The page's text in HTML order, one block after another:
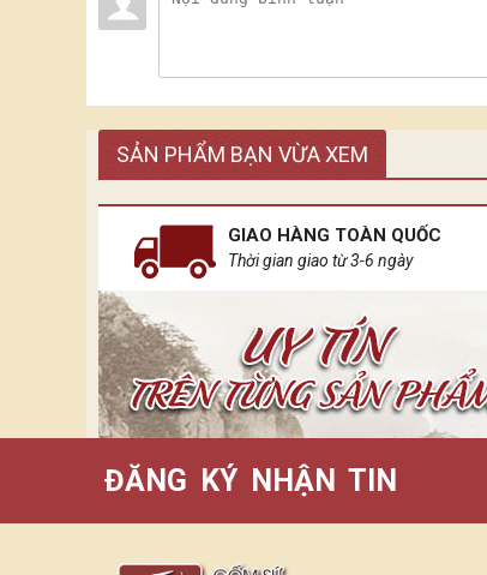
SẢN PHẨM BẠN VỪA XEM
GIAO HÀNG TOÀN QUỐC
Thời gian giao từ 3-6 ngày
ĐĂNG KÝ NHẬN TIN